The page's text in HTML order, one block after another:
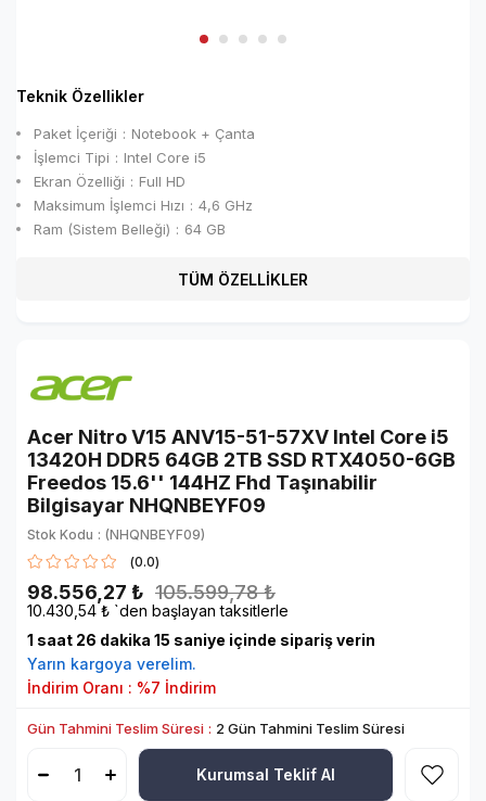
Teknik Özellikler
Paket İçeriği
Notebook + Çanta
İşlemci Tipi
Intel Core i5
Ekran Özelliği
Full HD
Maksimum İşlemci Hızı
4,6 GHz
Ram (Sistem Belleği)
64 GB
TÜM ÖZELLİKLER
Acer Nitro V15 ANV15-51-57XV Intel Core i5
13420H DDR5 64GB 2TB SSD RTX4050-6GB
Freedos 15.6'' 144HZ Fhd Taşınabilir
Bilgisayar NHQNBEYF09
Stok Kodu
(NHQNBEYF09)
0.0
105.599,78 ₺
98.556,27 ₺
10.430,54 ₺ `den başlayan taksitlerle
1 saat 26 dakika 14 saniye içinde sipariş verin
Yarın kargoya verelim.
İndirim Oranı : %7 İndirim
Gün Tahmini Teslim Süresi : 2 Gün Tahmini Teslim Süresi
Kurumsal Teklif Al